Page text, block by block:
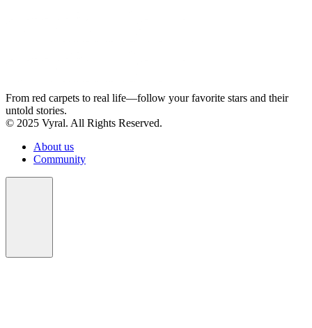
From red carpets to real life—follow your favorite stars and their
untold stories.
© 2025 Vyral. All Rights Reserved.
About us
Community